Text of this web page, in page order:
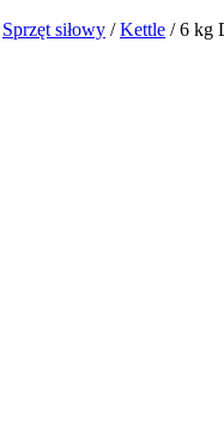
Sprzęt siłowy /Kettle / 6 kg